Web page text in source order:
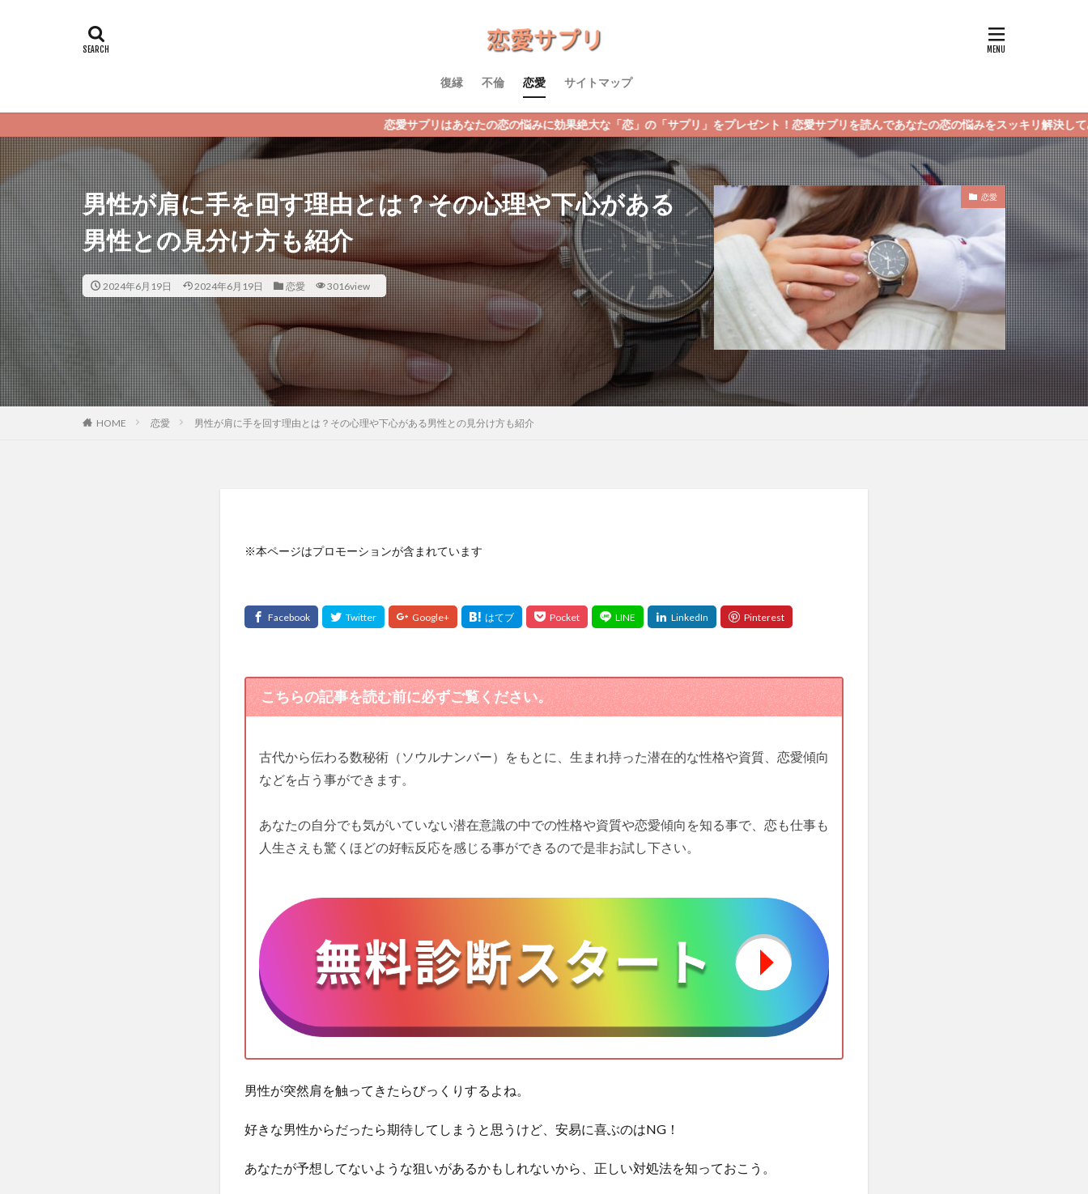
復縁 不倫 恋愛 サイトマップ
恋愛サプリはあなたの恋の悩みに効果絶大な「恋」の「サプリ」をプレゼント！恋愛サプリを読んであなたの恋の悩みをスッキリ解決してみてくださいね！
男性が肩に手を回す理由とは？その心理や下心がある
男性との見分け方も紹介
2024年6月19日 2024年6月19日 恋愛 3016view
恋愛
HOME 恋愛 男性が肩に手を回す理由とは？その心理や下心がある男性との見分け方も紹介
※本ページはプロモーションが含まれています
こちらの記事を読む前に必ずご覧ください。
古代から伝わる数秘術（ソウルナンバー）をもとに、生まれ持った潜在的な性格や資質、恋愛傾向
などを占う事ができます。
あなたの自分でも気がいていない潜在意識の中での性格や資質や恋愛傾向を知る事で、恋も仕事も
人生さえも驚くほどの好転反応を感じる事ができるので是非お試し下さい。
男性が突然肩を触ってきたらびっくりするよね。
好きな男性からだったら期待してしまうと思うけど、安易に喜ぶのはNG！
あなたが予想してないような狙いがあるかもしれないから、正しい対処法を知っておこう。